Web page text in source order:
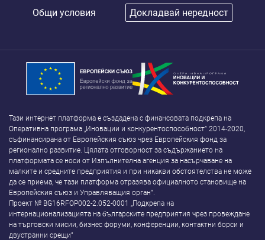
Общи условия Докладвай нередност
Тази интернет платформа е създадена с финансовата подкрепа на
Оперативна програма „Иновации и конкурентоспособност” 2014-2020,
съфинансирана от Европейския съюз чрез Европейския фонд за
регионално развитие. Цялата отговорност за съдържанието на
платформата се носи от Изпълнителна агенция за насърчаване на
малките и средните предприятия и при никакви обстоятелства не може
да се приема, че тази платформа отразява официалното становище на
Европейския съюз и Управляващия орган”.
Проект № BG16RFOP002-2.052-0001 „Подкрепа на
интернационализацията на българските предприятия чрез провеждане
на търговски мисии, бизнес форуми, конференции, контактни борси и
двустранни срещи”